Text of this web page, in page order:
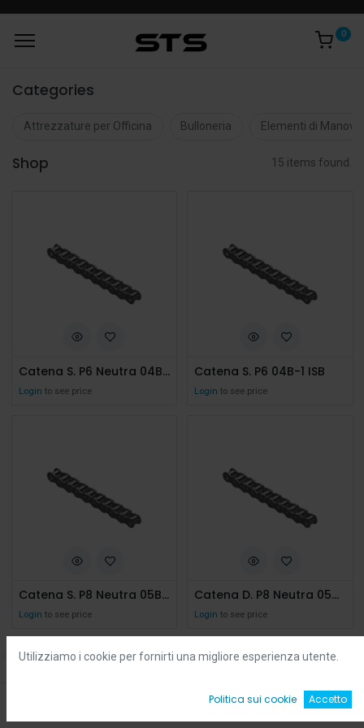
Default
0
Categories
Attrezzature per Officina Bulloneria Elementi di
Shop 15 items found.
Catena S. P6 Neutra 04B-1
Login to see price
Catena S. P6 04B-1 ISB
Login to see price
Catena S. P8 Neutra 05B-1
Login to see price
Catena D. P8 Neutra 05B-2
Login to see price
Utilizziamo i cookie per fornirti una migliore esperienza utente.
Politica sui cookie Accetto